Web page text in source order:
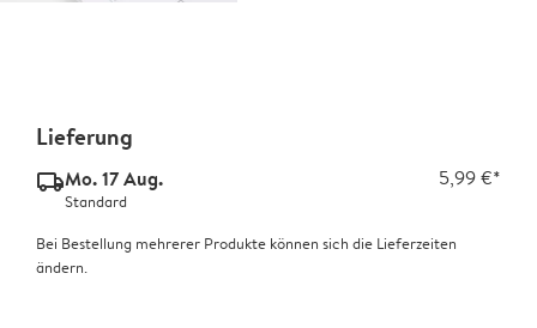
Lieferung
delivery_standard_v2Mo. 17 Aug. 5,99 €*
Standard
Bei Bestellung mehrerer Produkte können sich die Lieferzeiten
ändern.